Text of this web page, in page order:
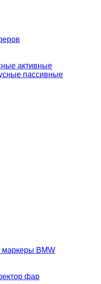
активные
пассивные
маркеры BMW
фар